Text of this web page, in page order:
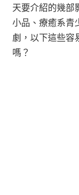
天要介紹的幾部
小品、療癒系青
劇，以下這些容
嗎？